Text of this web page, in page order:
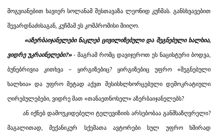
მოგვიანებით ხავიერ სოლანამ შესთავაზა ლეონიდ კუჩმას. განსხვავებით
შევარდნაძისაგან, კუჩმამ ეს კომპრომისი მიიღო.
«აზერბაიჯანელები ნაკლებ ცივილიზებული და შეგნებული ხალხია,
ვიდრე უკრაინელები?»- მაგრამ რომც დავიჯეროთ ეს ნაცისტური ბოდვა,
ბუნებრივია კითხვა – ყირგიზებიც? ყირგიზებიც უფრო «შეგნებული
ხალხია» და უფრო მეტად აქვთ შესისხლხორცებული დემოკრატიული
ღირებულებები, ვიდრე მათ «თანაეთნოსელ» აზერბაიჯანელებს?
ან იქნებ დამოუკიდებელი ტელევიზიის არსებობაა განმსაზღვრელი?
მაგალითად, მექანიკურ სქემათა ავტორები სულ უფრო ხშირად